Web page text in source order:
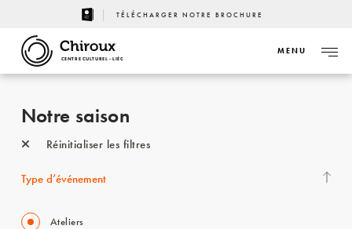
TÉLÉCHARGER NOTRE BROCHURE
CENTRE CULTUREL - LIÈGE
MENU
Notre saison
Réinitialiser les filtres
Type d’événement
Ateliers